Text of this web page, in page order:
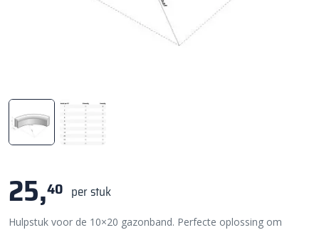
25,40 per stuk
Hulpstuk voor de 10×20 gazonband. Perfecte oplossing om